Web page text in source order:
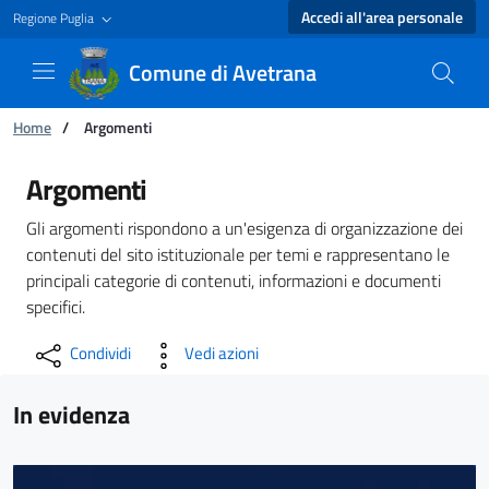
Regione Puglia Accedi all'area personale
Comune di Avetrana
Ti trovi in:
Home / Argomenti
Argomenti - Comune di Avetrana
Argomenti
Gli argomenti rispondono a un'esigenza di organizzazione dei
contenuti del sito istituzionale per temi e rappresentano le
principali categorie di contenuti, informazioni e documenti
specifici.
Condividi Vedi azioni
In evidenza